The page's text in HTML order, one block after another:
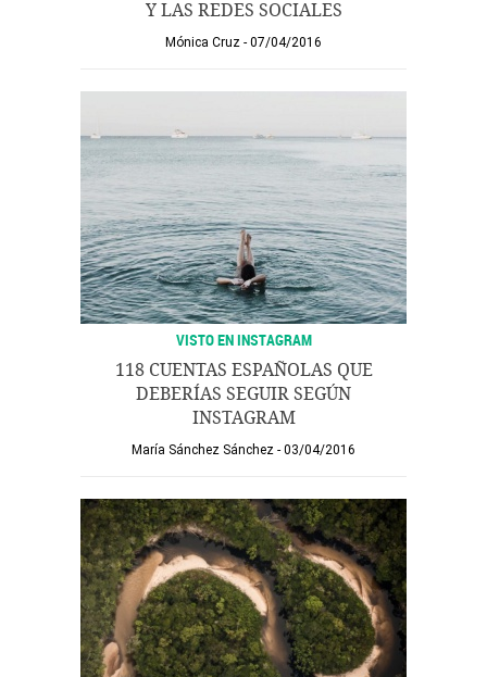
Y LAS REDES SOCIALES
Mónica Cruz 07/04/2016
VISTO EN INSTAGRAM
118 CUENTAS ESPAÑOLAS QUE
DEBERÍAS SEGUIR SEGÚN
INSTAGRAM
María Sánchez Sánchez 03/04/2016